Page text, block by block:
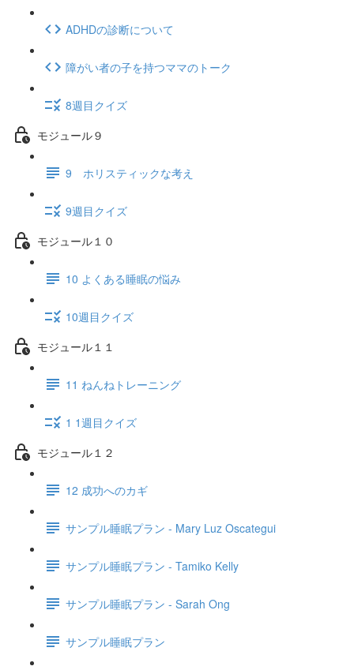
ADHDの診断について
障がい者の子を持つママのトーク
8週目クイズ
モジュール９
9 ホリスティックな考え
9週目クイズ
モジュール１０
10 よくある睡眠の悩み
10週目クイズ
モジュール１１
11 ねんねトレーニング
1 1週目クイズ
モジュール１２
12 成功へのカギ
サンプル睡眠プラン - Mary Luz Oscategui
サンプル睡眠プラン - Tamiko Kelly
サンプル睡眠プラン - Sarah Ong
サンプル睡眠プラン